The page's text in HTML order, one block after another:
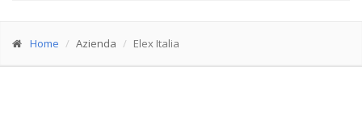
Home Azienda Elex Italia